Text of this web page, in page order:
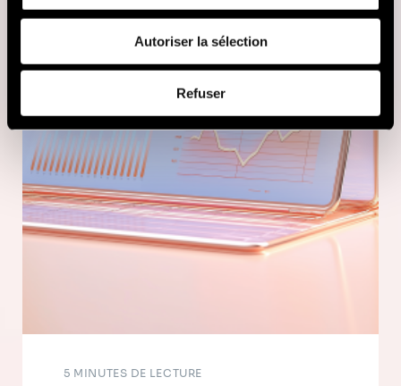
fournies ou qu'ils ont collectées lors de votre utilisation
de leurs services (cookies tiers).
vous pouvez nous contacter et comment nous traitons
Politique de protection des données à caractère
personnel.
Autoriser la sélection
Refuser
5 MINUTES DE LECTURE